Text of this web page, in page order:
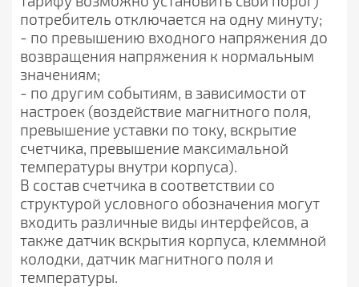
потребитель отключается на одну минуту;
- по превышению входного напряжения до
возвращения напряжения к нормальным
значениям;
- по другим событиям, в зависимости от
настроек (воздействие магнитного поля,
превышение уставки по току, вскрытие
счетчика, превышение максимальной
температуры внутри корпуса).
В состав счетчика в соответствии со
структурой условного обозначения могут
входить различные виды интерфейсов, а
также датчик вскрытия корпуса, клеммной
колодки, датчик магнитного поля и
температуры.